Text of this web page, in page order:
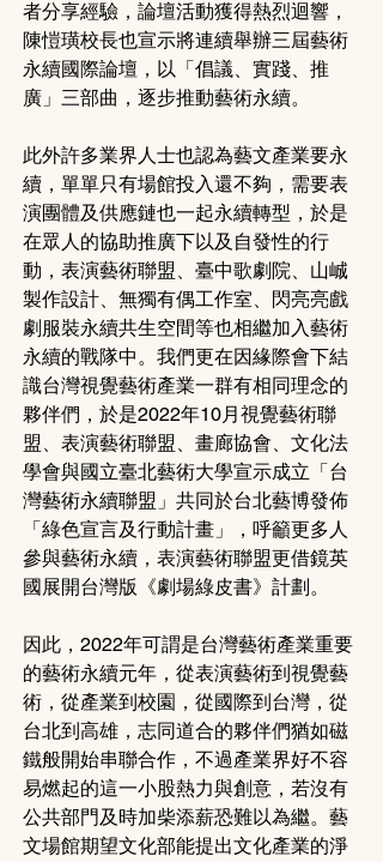
者分享經驗，論壇活動獲得熱烈迴響，
陳愷璜校長也宣示將連續舉辦三屆藝術
永續國際論壇，以「倡議、實踐、推
廣」三部曲，逐步推動藝術永續。
此外許多業界人士也認為藝文產業要永
續，單單只有場館投入還不夠，需要表
演團體及供應鏈也一起永續轉型，於是
在眾人的協助推廣下以及自發性的行
動，表演藝術聯盟、臺中歌劇院、山峸
製作設計、無獨有偶工作室、閃亮亮戲
劇服裝永續共生空間等也相繼加入藝術
永續的戰隊中。我們更在因緣際會下結
識台灣視覺藝術產業一群有相同理念的
夥伴們，於是2022年10月視覺藝術聯
盟、表演藝術聯盟、畫廊協會、文化法
學會與國立臺北藝術大學宣示成立「台
灣藝術永續聯盟」共同於台北藝博發佈
「綠色宣言及行動計畫」，呼籲更多人
參與藝術永續，表演藝術聯盟更借鏡英
國展開台灣版《劇場綠皮書》計劃。
因此，2022年可謂是台灣藝術產業重要
的藝術永續元年，從表演藝術到視覺藝
術，從產業到校園，從國際到台灣，從
台北到高雄，志同道合的夥伴們猶如磁
鐵般開始串聯合作，不過產業界好不容
易燃起的這一小股熱力與創意，若沒有
公共部門及時加柴添薪恐難以為繼。藝
文場館期望文化部能提出文化產業的淨